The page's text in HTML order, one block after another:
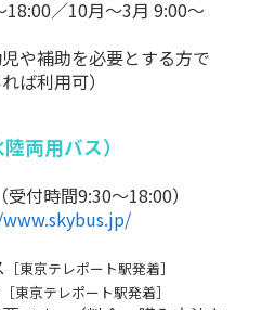
／10月～3月 9:00～
や補助を必要とする方で
ば利用可）
両用バス）
付時間9:30～18:00）
［東京テレポート駅発着］
［東京テレポート駅発着］